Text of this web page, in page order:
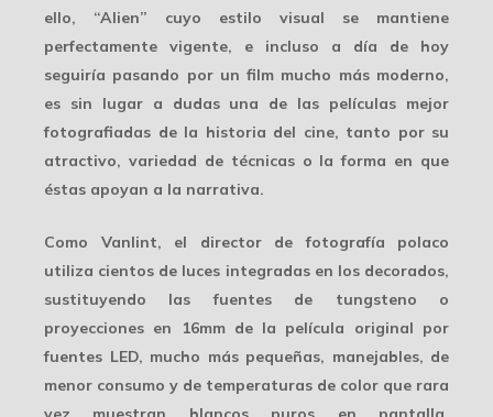
ello, “Alien” cuyo estilo visual se mantiene
perfectamente vigente, e incluso a día de hoy
seguiría pasando por un film mucho más moderno,
es sin lugar a dudas una de las películas mejor
fotografiadas de la historia del cine, tanto por su
atractivo, variedad de técnicas o la forma en que
éstas apoyan a la narrativa.
Como Vanlint, el director de fotografía polaco
utiliza cientos de luces integradas en los decorados,
sustituyendo las fuentes de tungsteno o
proyecciones en 16mm de la película original por
fuentes LED, mucho más pequeñas, manejables, de
menor consumo y de temperaturas de color que rara